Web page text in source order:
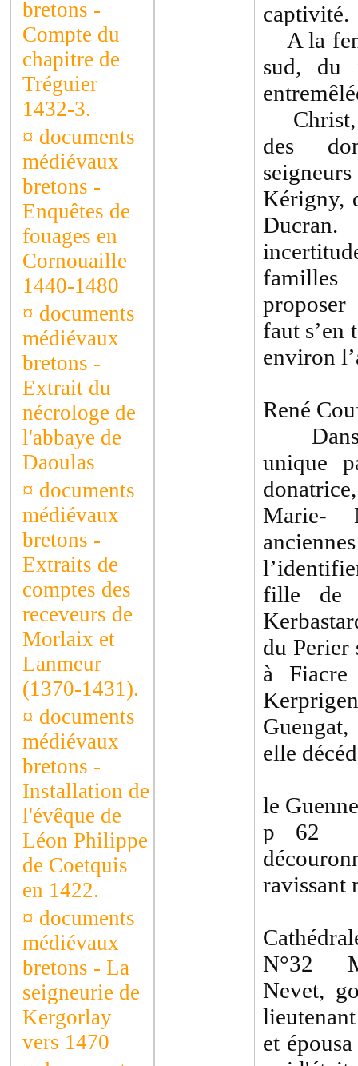
bretons -
Compte du
chapitre de
Tréguier
1432-3.
¤ documents
médiévaux
bretons -
Enquêtes de
fouages en
Cornouaille
1440-1480
¤ documents
médiévaux
bretons -
Extrait du
nécrologe de
l'abbaye de
Daoulas
¤ documents
médiévaux
bretons -
Extraits de
comptes des
receveurs de
Morlaix et
Lanmeur
(1370-1431).
¤ documents
médiévaux
bretons -
Installation de
l'évêque de
Léon Philippe
de Coetquis
en 1422.
¤ documents
médiévaux
bretons - La
seigneurie de
Kergorlay
vers 1470
captivité.
A la
sud, du
Christ,
des
Kérigny,
faut s’en
environ
René
Dans
unique
Marie-
fille de
du Perier
à
elle
le
p 62
ravissant
N°32
Nevet,
et